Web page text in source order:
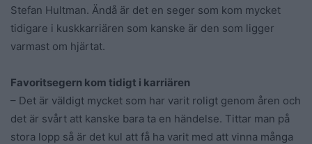
Stefan Hultman. Ändå är det en seger som kom mycket
tidigare i kuskkarriären som kanske är den som ligger
varmast om hjärtat.
Favoritsegern kom tidigt i karriären
– Det är väldigt mycket som har varit roligt genom åren och
det är svårt att kanske bara ta en händelse. Tittar man på
stora lopp så är det kul att få ha varit med att vinna många